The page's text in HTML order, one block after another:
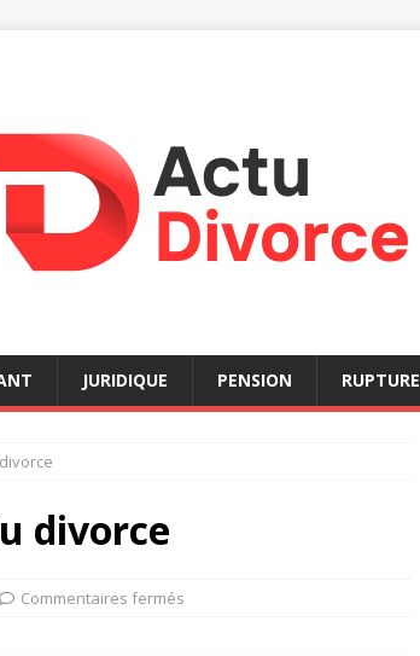
JURIDIQUE PENSION RUPTURE
divorce
Commentaires fermés